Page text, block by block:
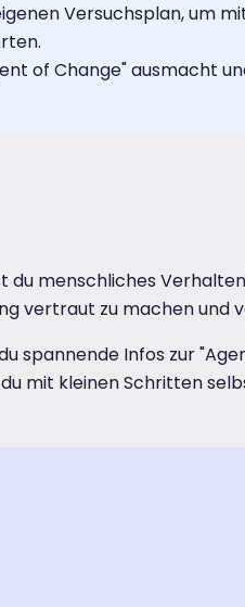
Versuchsplan, um
of Change" ausmacht
du menschliches
vertraut zu machen und
spannende Infos zur
mit kleinen Schritten